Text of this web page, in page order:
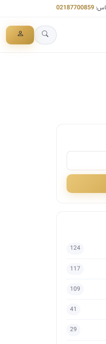
02187700859
124
117
109
41
29